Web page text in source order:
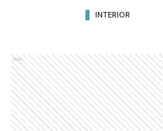
INTERIOR
Ads